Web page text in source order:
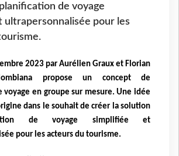
de voyage
ultrapersonnalisée pour les
2023 par Aurélien Graux et Florian
propose un concept de
voyage en groupe sur mesure. Une idée
dans le souhait de créer la solution
de voyage simplifiée et
pour les acteurs du tourisme.